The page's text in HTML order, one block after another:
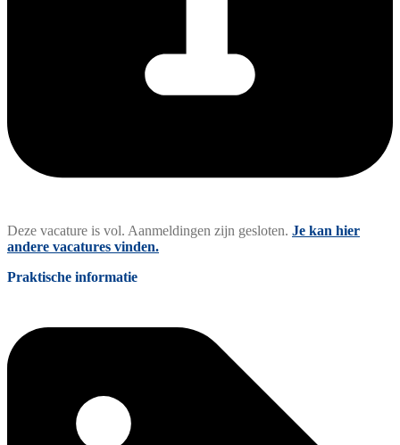
Deze vacature is vol. Aanmeldingen zijn gesloten. Je kan hier
andere vacatures vinden.
Praktische informatie